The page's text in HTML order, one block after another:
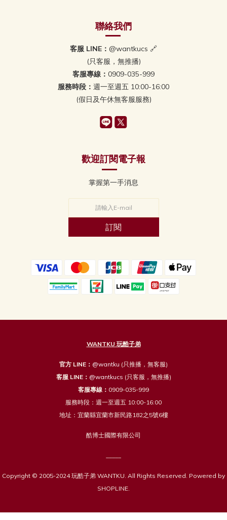
聯絡我們
客服 LINE： @wantkucs 🔗
(只客服，無推播)
客服專線： 0909-035-999
服務時段： 週一至週五 10:00-16:00
(假日及午休無客服服務)
歡迎訂閱電子報
掌握第一手消息
訂閱
WANTKU 玩酷子弟
官方 LINE： @wantku (只推播，無客服)
客服 LINE： @wantkucs (只客服，無推播)
客服專線： 0909-035-999
服務時段：週一至週五 10:00-16:00
地址：宜蘭縣宜蘭市新民路182之5號6樓
酷博士國際有限公司
Copyright © 2005-2024 玩酷子弟 WANTKU. All Rights Reserved. Powered by
SHOPLINE.